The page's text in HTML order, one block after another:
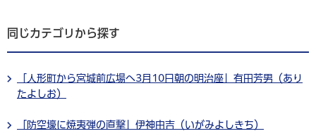
同じカテゴリから探す
「人形町から宮城前広場へ3月10日朝の明治座」有田芳男（あり
たよしお）
「防空壕に焼夷弾の直撃」伊神由吉（いがみよしきち）